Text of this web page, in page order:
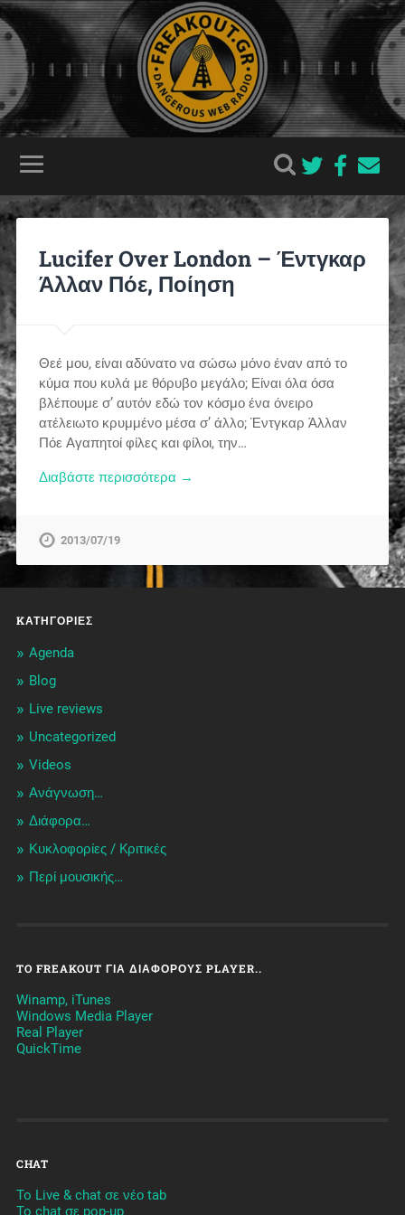
Lucifer Over London – Έντγκαρ
Άλλαν Πόε, Ποίηση
Θεέ μου, είναι αδύνατο να σώσω μόνο έναν από το
κύμα που κυλά με θόρυβο μεγάλο; Είναι όλα όσα
βλέπουμε σ’ αυτόν εδώ τον κόσμο ένα όνειρο
ατέλειωτο κρυμμένο μέσα σ’ άλλο; Έντγκαρ Άλλαν
Πόε Αγαπητοί φίλες και φίλοι, την…
Διαβάστε περισσότερα →
2013/07/19
KΑΤΗΓΟΡΊΕΣ
Agenda
Blog
Live reviews
Uncategorized
Videos
Ανάγνωση…
Διάφορα…
Κυκλοφορίες / Kριτικές
Περί μουσικής…
TO FREAKOUT ΓΙΑ ΔΙΆΦΟΡΟΥΣ PLAYER..
Winamp, iTunes
Windows Media Player
Real Player
QuickTime
CHAT
To Live & chat σε νέο tab
To chat σε pop-up